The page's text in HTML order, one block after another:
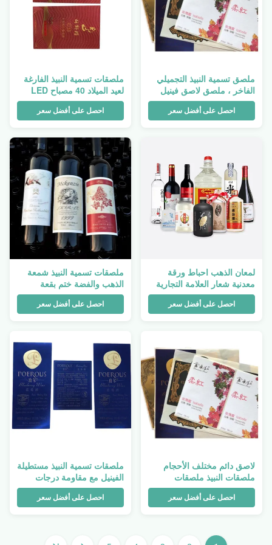
ملصق تسمية النبيذ التجميلي
الفاخر ، ملصق لاصق فينيل
للمشروبات المعبأة في
زجاجات DTاحصل على أفضل سعر
ملصقات تسمية النبيذ الفارغة
لعيد الميلاد 40 مصباح LED
خصم بار KTV Party Manor
احصل على أفضل سعر
لمعان الذهب احباط ورقة
معدنية شعار العلامة التجارية
ملصقات النبيذ التسمية
للزجاجاتاحصل على أفضل سعر
ملصقات تسمية النبيذ شمعة
الذهب والفضة ختم بقعة
الأشعة فوق البنفسجية منقوش
طباعة ملصق
احصل على أفضل سعر
لاصق دائم مختلف الأحجام
ملصقات النبيذ ملصقات
التسمية التعبئة والتغليف
احصل على أفضل سعر
ملصقات تسمية النبيذ مستطيلة
الفينيل مع مقاومة درجات
الحرارة
احصل على أفضل سعر